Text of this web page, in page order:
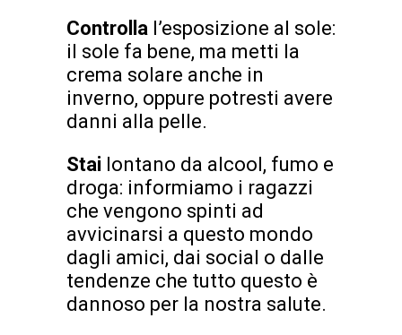
Controlla l’esposizione al sole:
il sole fa bene, ma metti la
crema solare anche in
inverno, oppure potresti avere
danni alla pelle.
Stai lontano da alcool, fumo e
droga: informiamo i ragazzi
che vengono spinti ad
avvicinarsi a questo mondo
dagli amici, dai social o dalle
tendenze che tutto questo è
dannoso per la nostra salute.